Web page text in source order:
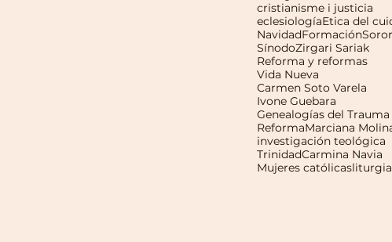
cristianisme i justicia
eclesiologíaEtica del
NavidadFormación
SínodoZirgari Sariak
Reforma y reformas
Vida Nueva
Carmen Soto Varela
Ivone Guebara
Genealogías del Trauma
ReformaMarciana
investigación teológica
TrinidadCarmina Navia
Mujeres católicasliturgia